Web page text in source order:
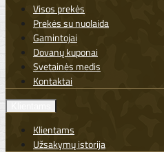
Visos prekės
Prekės su nuolaida
Gamintojai
Dovanų kuponai
Svetainės medis
Kontaktai
Klientams
Užsakymų istorija